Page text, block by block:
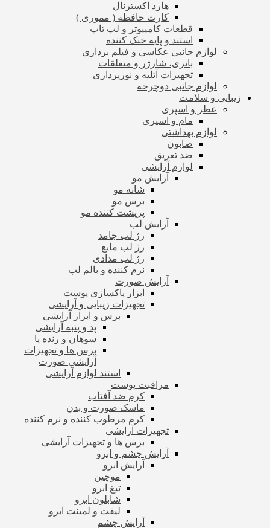
هارد اکسترنال
کارت حافظه ( مموری )
قطعات کامپیوتر و لپ تاپ
استند و پایه خنک کننده
لوازم جانبی عکاسی و فیلم برداری
باتری، شارژر و متعلقات
تجهیزات آتلیه و نورپردازی
لوازم جانبی دوچرخه
زیبایی و سلامت
عطر و اسپری
مام و اسپری
لوازم بهداشتی
صابون
ضد تعریق
لوازم آرایشی
آرایش مو
شانه مو
برس مو
پرپشت کننده مو
آرایش لب
رژ لب جامد
رژ لب مایع
رژ لب مدادی
نرم کننده و بالم لب
آرایش صورت
ابزار پاکسازی پوست
تجهیزات زیبایی و آرایشی
برس و ابزار آرایشی
پد و پنبه آرایشی
سوهان و رنده پا
برس ها و تجهیزات
آرایشی صورت
استند لوازم آرایشی
مراقبت پوست
کرم ضد آفتاب
ماسک صورت و بدن
کرم مرطوب کننده و نرم کننده
تجهیزات آرایشی
برس ها و تجهیزات آرایشی
آرایش چشم و ابرو
آرایش ابرو
موچین
تیغ ابرو
شابلون ابرو
لیفت و لمینت ابرو
آرایش چشم